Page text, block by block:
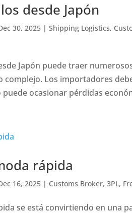
desde Japón
30, 2025 |Shipping Logistics,
Japón puede traer
complejo. Los importadores
ocasionar pérdidas
rápida
16, 2025 | Customs Broker,3PL,
se está convirtiendo en una